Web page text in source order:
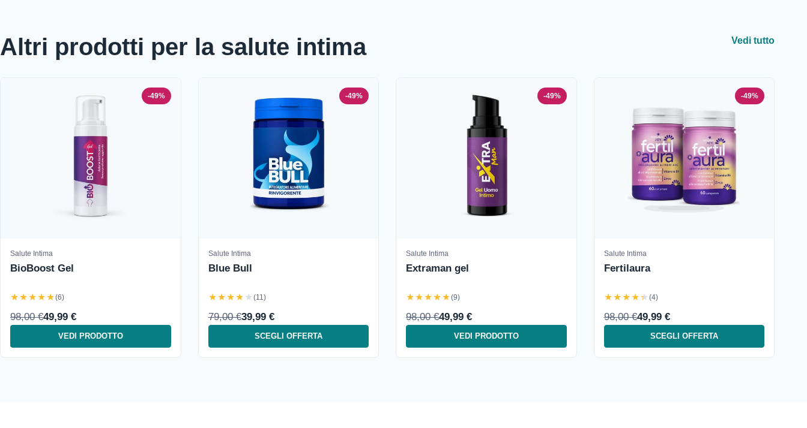
Altri prodotti per la salute intima Vedi tutto
-49%
Salute Intima
BioBoost Gel
★★★★★ (6)
98,00 €49,99 €
VEDI PRODOTTO
-49%
Salute Intima
Blue Bull
★★★★★ (11)
79,00 €39,99 €
SCEGLI OFFERTA
-49%
Salute Intima
Extraman gel
★★★★★ (9)
98,00 €49,99 €
VEDI PRODOTTO
-49%
Salute Intima
Fertilaura
★★★★★ (4)
98,00 €49,99 €
SCEGLI OFFERTA